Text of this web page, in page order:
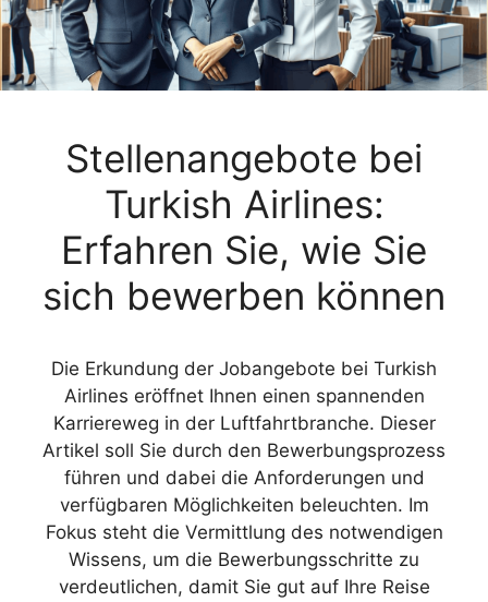
Stellenangebote bei
Turkish Airlines:
Erfahren Sie, wie Sie
sich bewerben können
Die Erkundung der Jobangebote bei Turkish
Airlines eröffnet Ihnen einen spannenden
Karriereweg in der Luftfahrtbranche. Dieser
Artikel soll Sie durch den Bewerbungsprozess
führen und dabei die Anforderungen und
verfügbaren Möglichkeiten beleuchten. Im
Fokus steht die Vermittlung des notwendigen
Wissens, um die Bewerbungsschritte zu
verdeutlichen, damit Sie gut auf Ihre Reise